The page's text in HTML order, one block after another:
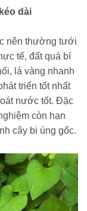
dài
nên thường tưới
tế, đất quá bí
lá vàng nhanh
triển tốt nhất
nước tốt. Đặc
còn hạn
cây bị úng gốc.